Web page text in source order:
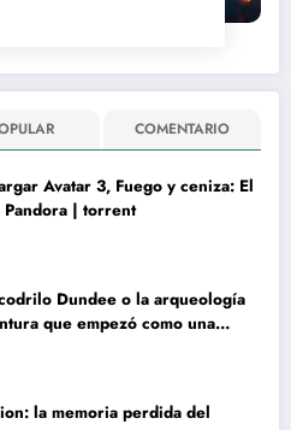
COMENTARIO
Avatar 3, Fuego y ceniza: El
| torrent
Dundee o la arqueología
que empezó como una
la memoria perdida del